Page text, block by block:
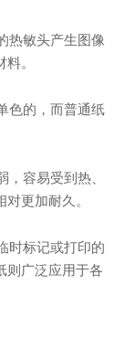
热敏头产生图像
。
色的，而普通纸
容易受到热、
更加耐久。
时标记或打印的
则广泛应用于各